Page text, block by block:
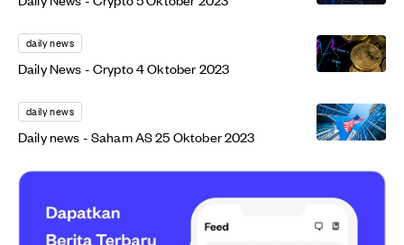
daily news
Daily News - Crypto 4 Oktober 2023
daily news
Daily news - Saham AS 25 Oktober 2023